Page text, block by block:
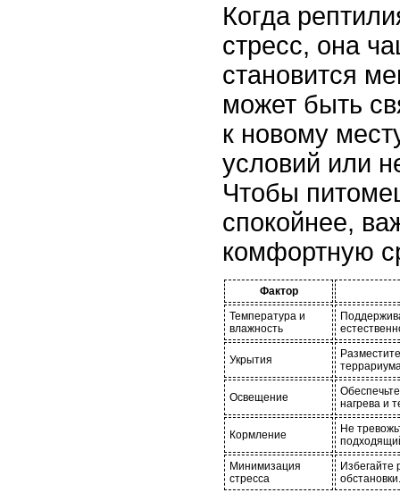
Когда
стресс, она
становится
может быть
к новому
условий или
Чтобы
спокойнее,
комфортную
Фактор
Температура и
влажность
Укрытия
Освещение
нагрева и
Кормление
Не
Минимизация
стресса
Избегайте
обстановки.